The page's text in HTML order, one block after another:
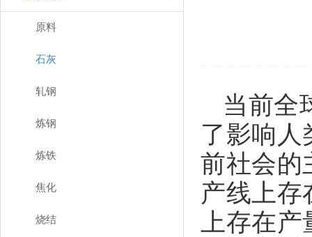
原料
石灰
轧钢
炼钢
炼铁
焦化
烧结
当前全
了影响人
前社会的
产线上存
上存在产